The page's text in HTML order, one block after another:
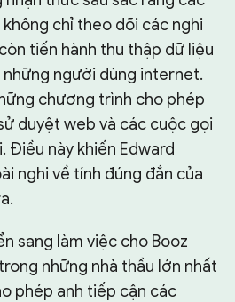
chỉ theo dõi các nghi
tiến hành thu thập dữ liệu
người dùng internet.
chương trình cho phép
duyệt web và các cuộc gọi
Điều này khiến Edward
nghi về tính đúng đắn của
sang làm việc cho Booz
những nhà thầu lớn nhất
phép anh tiếp cận các